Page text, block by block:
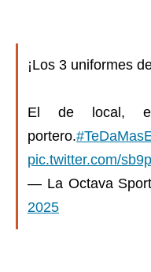
¡Los 3 uniformes
El de local,
portero.
pic.twitter.com/
— La Octava
2025